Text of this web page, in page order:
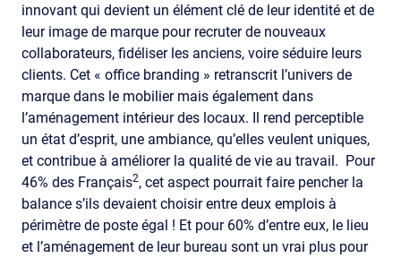
innovant qui devient un élément clé de leur identité et de
leur image de marque pour recruter de nouveaux
collaborateurs, fidéliser les anciens, voire séduire leurs
clients. Cet « office branding » retranscrit l’univers de
marque dans le mobilier mais également dans
l’aménagement intérieur des locaux. Il rend perceptible
un état d’esprit, une ambiance, qu’elles veulent uniques,
et contribue à améliorer la qualité de vie au travail. Pour
46% des Français2, cet aspect pourrait faire pencher la
balance s’ils devaient choisir entre deux emplois à
périmètre de poste égal ! Et pour 60% d’entre eux, le lieu
et l’aménagement de leur bureau sont un vrai plus pour